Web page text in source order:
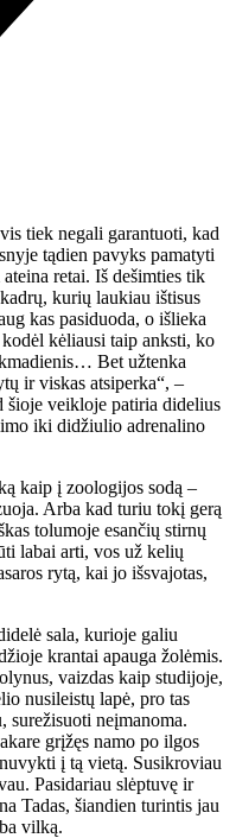
tiek negali garantuoti, kad
tądien pavyks pamatyti
retai. Iš dešimties tik
kurių laukiau ištisus
kas pasiduoda, o išlieka
kėliausi taip anksti, ko
Bet užtenka
ir viskas atsiperka“, –
šioje veikloje patiria didelius
iki didžiulio adrenalino
kaip į zoologijos sodą –
Arba kad turiu tokį gerą
tolumoje esančių stirnų
labai arti, vos už kelių
rytą, kai jo išsvajotas,
sala, kurioje galiu
krantai apauga žolėmis.
vaizdas kaip studijoje,
nusileistų lapė, pro tas
surežisuoti neįmanoma.
grįžęs namo po ilgos
į tą vietą. Susikroviau
Pasidariau slėptuvę ir
Tadas, šiandien turintis jau
vilką.